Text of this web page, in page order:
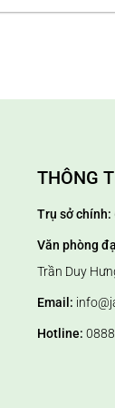
THÔNG
Trụ sở chính:
Văn phòng
Trần Duy
Email:
Hotline: